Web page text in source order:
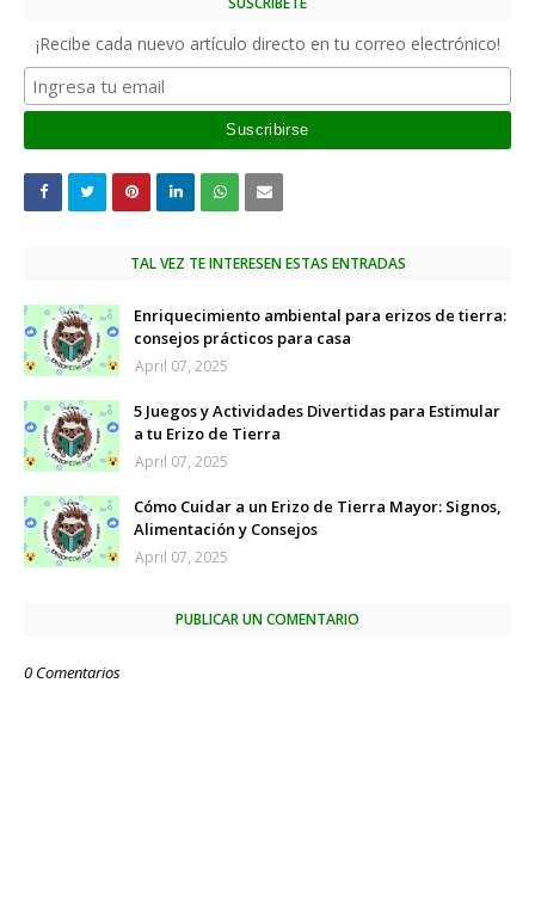
¡Recibe cada nuevo artículo directo en tu correo electrónico!
TAL VEZ TE INTERESEN ESTAS ENTRADAS
Enriquecimiento ambiental para erizos de tierra:
consejos prácticos para casa
April 07, 2025
5 Juegos y Actividades Divertidas para Estimular
a tu Erizo de Tierra
April 07, 2025
Cómo Cuidar a un Erizo de Tierra Mayor: Signos,
Alimentación y Consejos
April 07, 2025
PUBLICAR UN COMENTARIO
0 Comentarios